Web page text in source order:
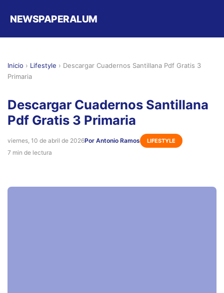
NEWSPAPERALUM
Inicio › Lifestyle › Descargar Cuadernos Santillana Pdf Gratis 3
Primaria
Descargar Cuadernos Santillana
Pdf Gratis 3 Primaria
viernes, 10 de abril de 2026Por Antonio Ramos LIFESTYLE
7 min de lectura